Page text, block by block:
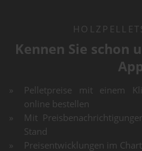
Kennen Sie schon
Pelletpreise mit einem
online bestellen
Mit
Stand
Preisentwicklungen im